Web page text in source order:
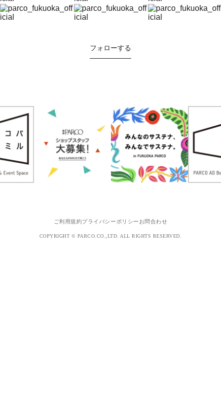
フォローする
ご利用規約プライバシーポリシー お問合わせ
COPYRIGHT © PARCO.CO.,LTD. ALL RIGHTS RESERVED.